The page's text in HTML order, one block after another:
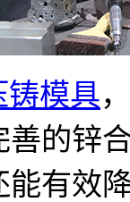
铸模具
的锌
有效